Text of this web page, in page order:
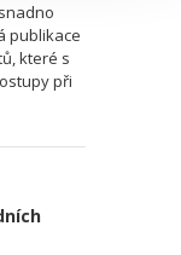
publikace
které s
při